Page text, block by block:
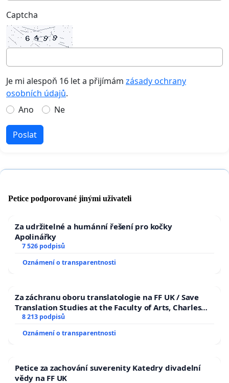
Captcha
Je mi alespoň 16 let a přijímám zásady ochrany
osobních údajů.
Ano
Ne
Poslat
Petice podporované jinými uživateli
Za udržitelné a humánní řešení pro kočky
Apolinářky
7 526 podpisů
Oznámení o transparentnosti
Za záchranu oboru translatologie na FF UK / Save
Translation Studies at the Faculty of Arts, Charles
University
8 213 podpisů
Oznámení o transparentnosti
Petice za zachování suverenity Katedry divadelní
vědy na FF UK